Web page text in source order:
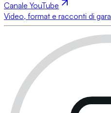
Canale YouTube
Video, format e racconti di gara